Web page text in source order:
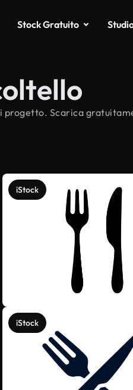
Stock Gratuito
progetto. Scarica
iStock
iStock